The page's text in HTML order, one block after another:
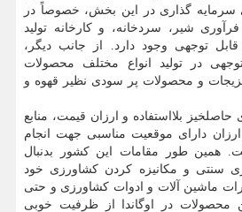
سرمایه گذاری در این بخش، خصوصاً در
شیر، سردخانه، و کارخانه تولید
توجهی وجود دارد. از جانب دیگر،
توجهی در تولید انواع مختلف محصولات
و محصولات پر سودی نظیر قهوه و
بلااستفاده و ارزان قیمت، منابع
دارای موقعیت مناسبی جهت انجام
همین طور مقامات این کشور بدنبال
سنتی و مکانیزه کردن کشاورزی خود
ماشین آلات و ادوات کشاورزی و حتی
محصولات در اوگاندا از ظرفیت خوبی